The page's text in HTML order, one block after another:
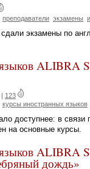
преподаватели экзамены
экзамены по
ALIBRA
123
курсы иностранных языков
доступнее: в
на основные курсы.
ALIBRA
дождь»